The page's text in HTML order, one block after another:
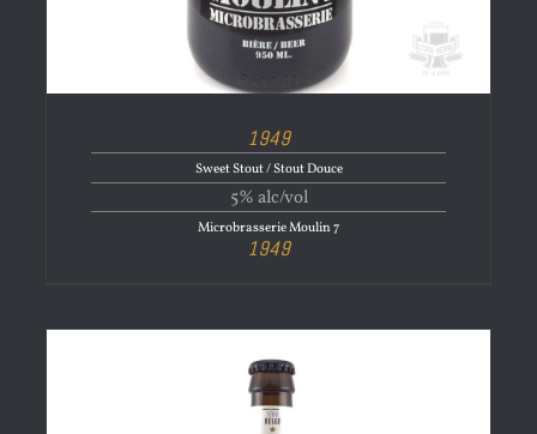
1949
Sweet Stout / Stout Douce
5% alc/vol
Microbrasserie Moulin 7
1949